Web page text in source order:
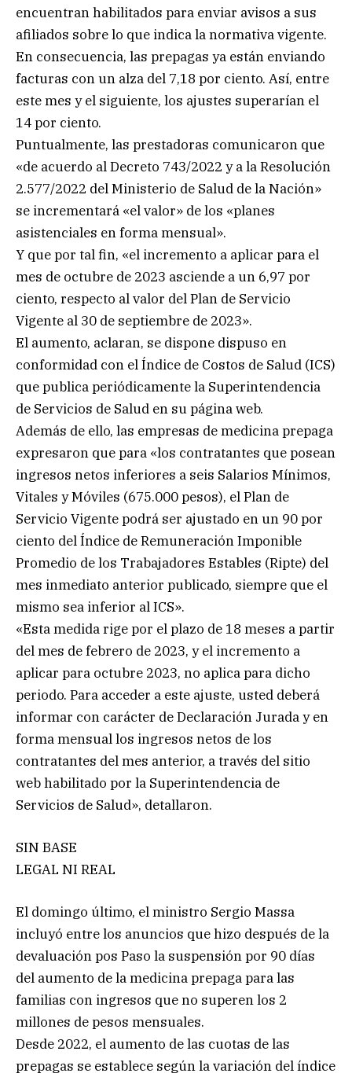
encuentran habilitados para enviar avisos a sus
afiliados sobre lo que indica la normativa vigente.
En consecuencia, las prepagas ya están enviando
facturas con un alza del 7,18 por ciento. Así, entre
este mes y el siguiente, los ajustes superarían el
14 por ciento.
Puntualmente, las prestadoras comunicaron que
«de acuerdo al Decreto 743/2022 y a la Resolución
2.577/2022 del Ministerio de Salud de la Nación»
se incrementará «el valor» de los «planes
asistenciales en forma mensual».
Y que por tal fin, «el incremento a aplicar para el
mes de octubre de 2023 asciende a un 6,97 por
ciento, respecto al valor del Plan de Servicio
Vigente al 30 de septiembre de 2023».
El aumento, aclaran, se dispone dispuso en
conformidad con el Índice de Costos de Salud (ICS)
que publica periódicamente la Superintendencia
de Servicios de Salud en su página web.
Además de ello, las empresas de medicina prepaga
expresaron que para «los contratantes que posean
ingresos netos inferiores a seis Salarios Mínimos,
Vitales y Móviles (675.000 pesos), el Plan de
Servicio Vigente podrá ser ajustado en un 90 por
ciento del Índice de Remuneración Imponible
Promedio de los Trabajadores Estables (Ripte) del
mes inmediato anterior publicado, siempre que el
mismo sea inferior al ICS».
«Esta medida rige por el plazo de 18 meses a partir
del mes de febrero de 2023, y el incremento a
aplicar para octubre 2023, no aplica para dicho
periodo. Para acceder a este ajuste, usted deberá
informar con carácter de Declaración Jurada y en
forma mensual los ingresos netos de los
contratantes del mes anterior, a través del sitio
web habilitado por la Superintendencia de
Servicios de Salud», detallaron.
SIN BASE
LEGAL NI REAL
El domingo último, el ministro Sergio Massa
incluyó entre los anuncios que hizo después de la
devaluación pos Paso la suspensión por 90 días
del aumento de la medicina prepaga para las
familias con ingresos que no superen los 2
millones de pesos mensuales.
Desde 2022, el aumento de las cuotas de las
prepagas se establece según la variación del índice